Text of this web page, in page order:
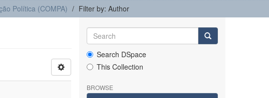
Política (COMPA) Filter by: Author
Search DSpace
This Collection
BROWSE